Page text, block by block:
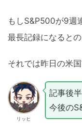
もしS&P500が9週
最長記録になるとの
それでは昨日の米
リッヒ
記事後
今後の